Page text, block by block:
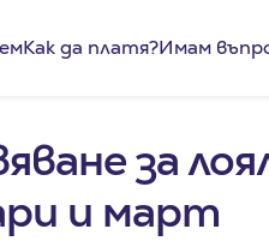
Как да платя?Имам
за
и март